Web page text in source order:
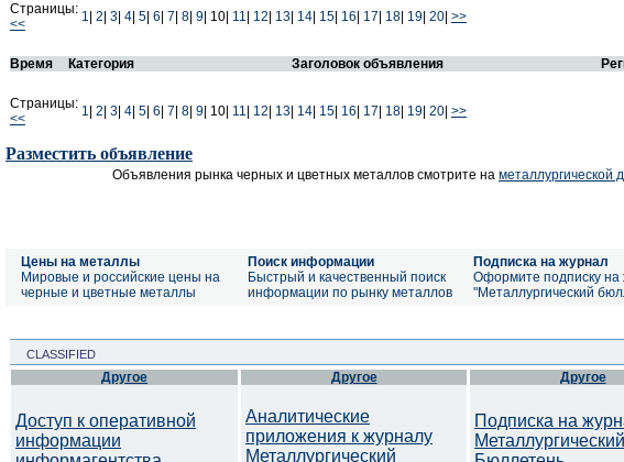
Страницы:
<<
1 2 3 4 5 6 7 8 9 10| 11 12 13 14 15 16 17 18 19 20 >>
Время Категория Заголовок объявления
Страницы:
<<
1 2 3 4 5 6 7 8 9 10| 11 12 13 14 15 16 17 18 19 20 >>
Разместить объявление
Объявления рынка черных и цветных металлов смотрите на металлургической
Цены на металлы
Мировые и российские цены на
черные и цветные металлы
Поиск информации
Быстрый и качественный поиск
информации по рынку металлов
Подписка на журнал
Оформите подписку на
"Металлургический
CLASSIFIED
Другое
Доступ к оперативной
информации
Другое
Аналитические
приложения к журналу
Металлургический
Другое
Подписка на
Металлургический